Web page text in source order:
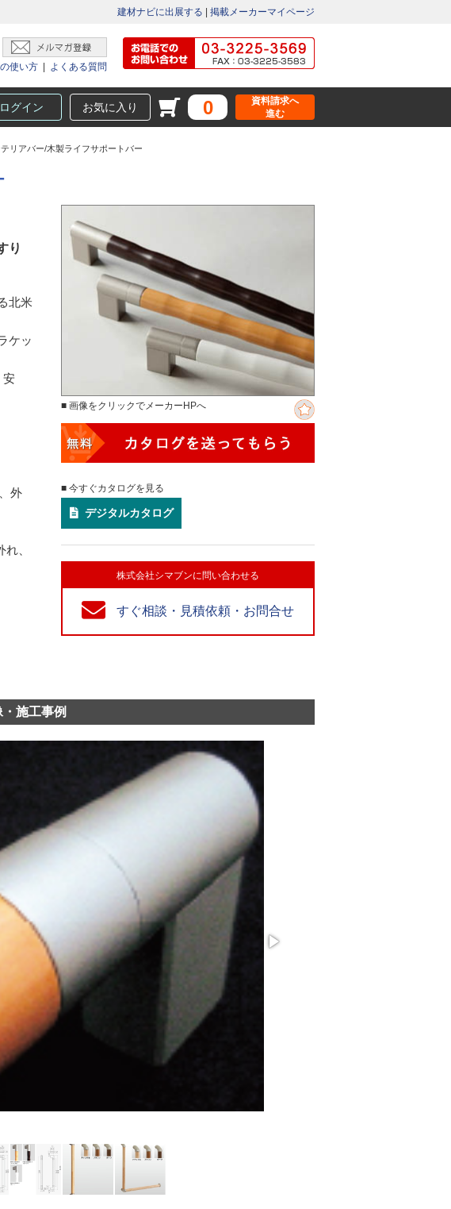
建材ナビに出展する 掲載メーカーマイページ
使い方 よくある質問
ログイン お気に入り 0
資料請求へ
進む
リアバー/木製ライフサポートバー
り
北米
ケッ
安
外
、
■ 画像をクリックでメーカーHPへ
■ 今すぐカタログを見る
デジタルカタログ
株式会社シマブンに問い合わせる
すぐ相談・見積依頼・お問合せ
施工事例